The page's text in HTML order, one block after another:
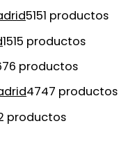
5151 productos
1515 productos
76 productos
4747 productos
productos